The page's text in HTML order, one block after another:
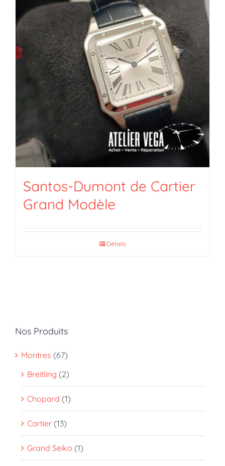
Santos-Dumont de Cartier
Grand Modèle
Détails
Nos Produits
Montres (67)
Breitling (2)
Chopard (1)
Cartier (13)
Grand Seiko (1)